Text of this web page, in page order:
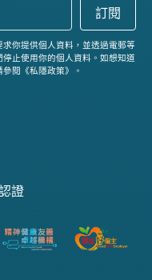
你提供個人資料，並透過電郵等
止使用你的個人資料。如想知道
閱《私隱政策》。
證